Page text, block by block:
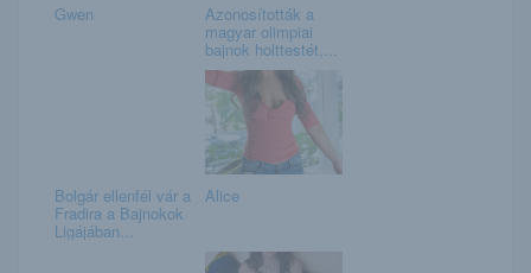
Gwen Azonosították a
magyar olimpiai
bajnok holttestét,...
Bolgár ellenfél vár a
Fradira a Bajnokok
Ligájában...
Alice